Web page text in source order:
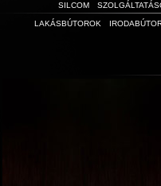
SILCOM
LAKÁSBÚTOROK